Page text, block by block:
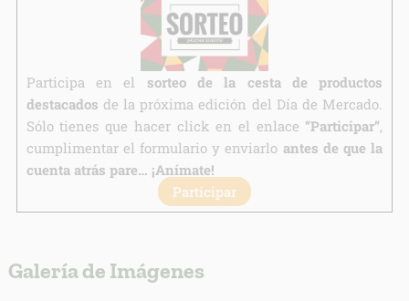
Participa en el sorteo de la cesta de productos
destacados de la próxima edición del Día de Mercado.
Sólo tienes que hacer click en el enlace “Participar”,
cumplimentar el formulario y enviarlo antes de que la
cuenta atrás pare… ¡Anímate!
Participar
Galería de Imágenes
link
Información adicional
link